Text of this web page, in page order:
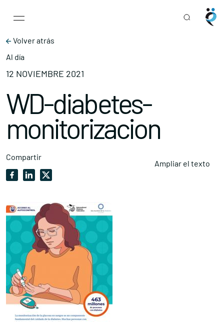
Main Navigation
Volver atrás
Al día
12 NOVIEMBRE 2021
WD-diabetes-
monitorizacion
Compartir
Ampliar el texto